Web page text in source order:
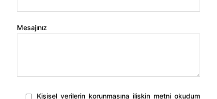
Mesajınız
Kişisel verilerin korunmasına ilişkin metni okudum